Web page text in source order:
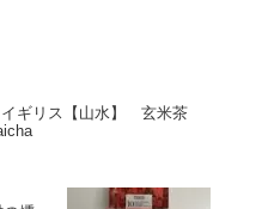
ギリス【山水】 玄米茶